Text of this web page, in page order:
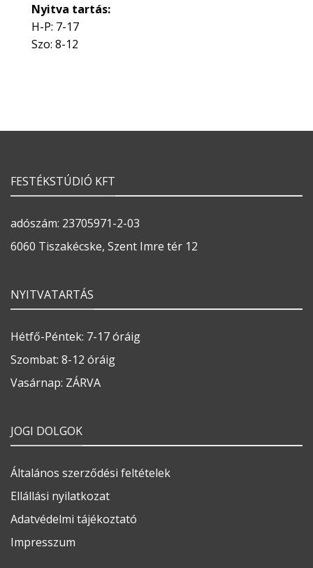
Nyitva tartás:
H-P: 7-17
Szo: 8-12
FESTÉKSTÚDIÓ KFT
adószám: 23705971-2-03
6060 Tiszakécske, Szent Imre tér 12
NYITVATARTÁS
Hétfő-Péntek: 7-17 óráig
Szombat: 8-12 óráig
Vasárnap: ZÁRVA
JOGI DOLGOK
Általános szerződési feltételek
Ellállási nyilatkozat
Adatvédelmi tájékoztató
Impresszum